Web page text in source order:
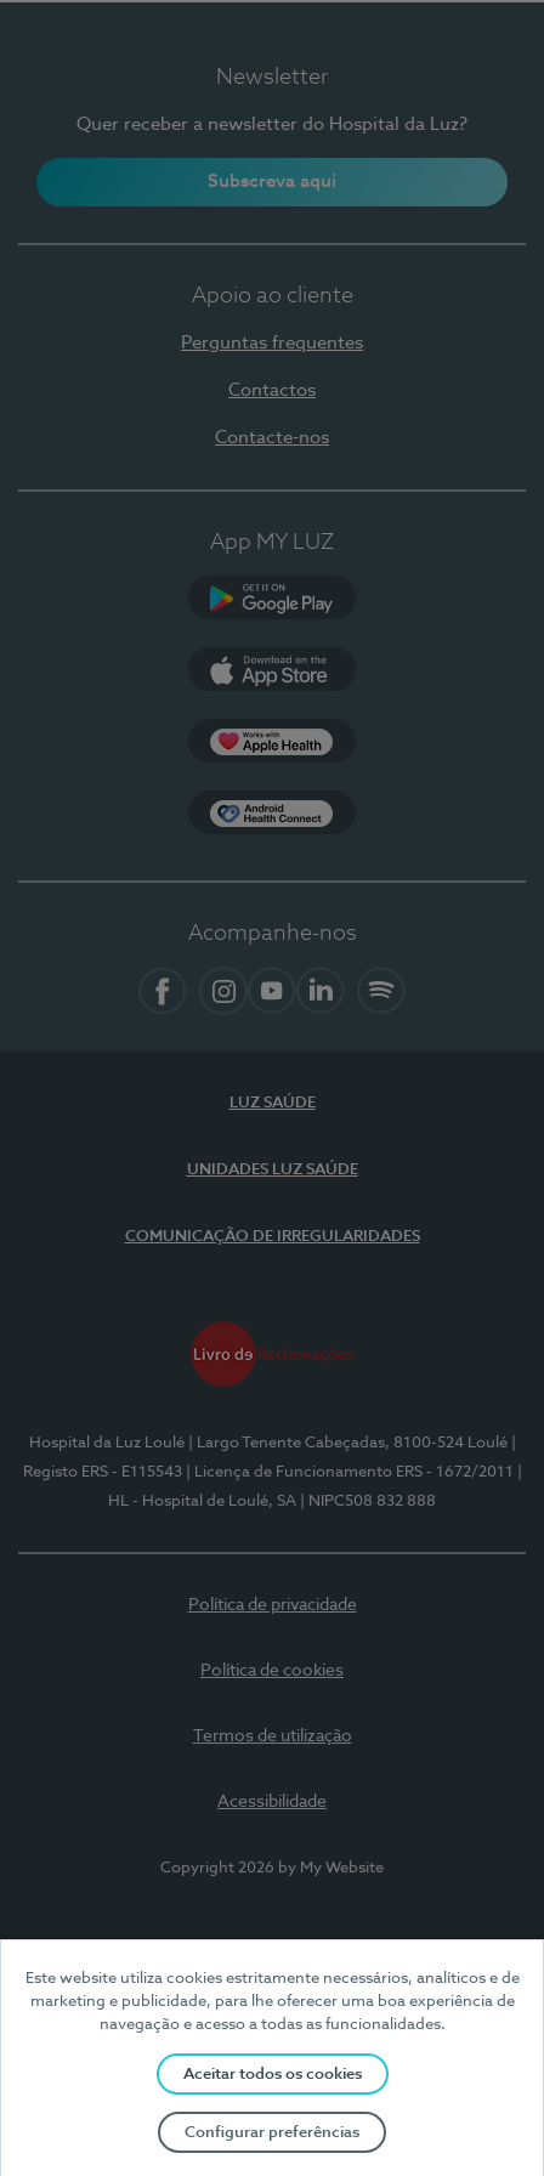
Este website utiliza cookies estritamente necessários, analíticos e de
marketing e publicidade, para lhe oferecer uma boa experiência de
navegação e acesso a todas as funcionalidades.
Aceitar todos os cookies
Configurar preferências
Newsletter
Quer receber a newsletter do Hospital da Luz?
Subscreva aqui
Apoio ao cliente
Perguntas frequentes
Contactos
Contacte-nos
App MY LUZ
Acompanhe-nos
LUZ SAÚDE
UNIDADES LUZ SAÚDE
COMUNICAÇÃO DE IRREGULARIDADES
Hospital da Luz Loulé | Largo Tenente Cabeçadas, 8100-524 Loulé
Registo ERS - E115543
| Licença de Funcionamento ERS - 1672/2011
HL - Hospital de Loulé, SA
| NIPC508 832 888
Política de privacidade
Política de cookies
Termos de utilização
Acessibilidade
Copyright 2026 by My Website